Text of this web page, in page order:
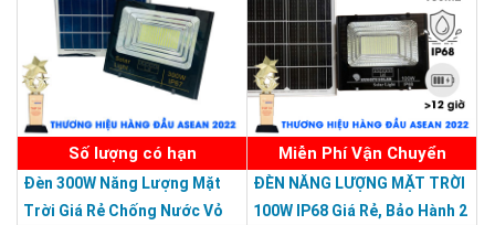
Số lượng có hạn
Đèn 300W Năng Lượng Mặt
Trời Giá Rẻ Chống Nước Vỏ
Miễn Phí Vận Chuyển
ĐÈN NĂNG LƯỢNG MẶT TRỜI
100W IP68 Giá Rẻ, Bảo Hành 2